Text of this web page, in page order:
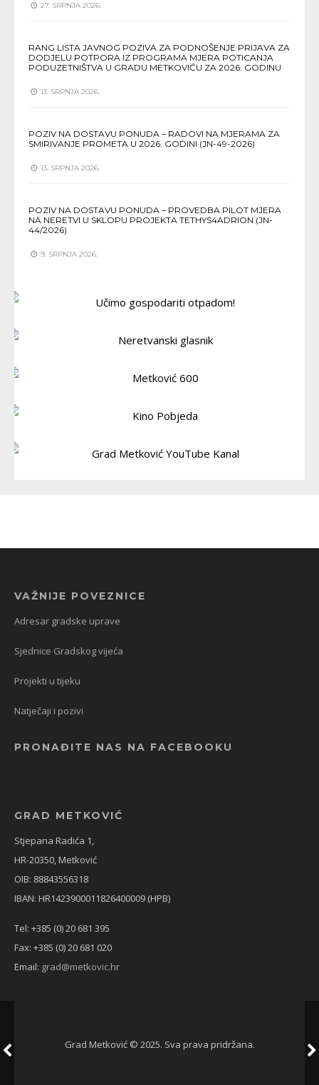
27. SRPNJA 2026.
RANG LISTA JAVNOG POZIVA ZA PODNOŠENJE PRIJAVA ZA
DODJELU POTPORA IZ PROGRAMA MJERA POTICANJA
PODUZETNIŠTVA U GRADU METKOVIĆU ZA 2026. GODINU
13. SRPNJA 2026.
POZIV NA DOSTAVU PONUDA – RADOVI NA MJERAMA ZA
SMIRIVANJE PROMETA U 2026. GODINI (JN-49-2026)
13. SRPNJA 2026.
POZIV NA DOSTAVU PONUDA – PROVEDBA PILOT MJERA
NA NERETVI U SKLOPU PROJEKTA TETHYS4ADRION (JN-
44/2026)
9. SRPNJA 2026.
VAŽNIJE POVEZNICE
Adresar gradske uprave
Sjednice Gradskog vijeća
Projekti u tijeku
Natječaji i pozivi
PRONAĐITE NAS NA FACEBOOKU
GRAD METKOVIĆ
Stjepana Radića 1,
HR-20350, Metković
OIB: 88843556318
IBAN: HR1423900011826400009 (HPB)
Tel: +385 (0) 20 681 395
Fax: +385 (0) 20 681 020
Email: grad@metkovic.hr
Grad Metković © 2025. Sva prava pridržana.